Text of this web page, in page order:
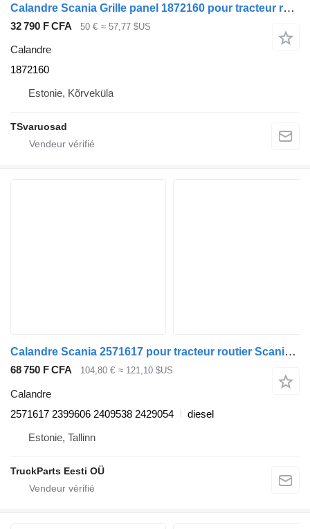
Calandre Scania Grille panel 1872160 pour tracteur routier Scania R440
32 790 F CFA 50 € ≈ 57,77 $US
Calandre
1872160
Estonie, Kõrveküla
TSvaruosad
Calandre Scania 2571617 pour tracteur routier Scania L,P,G,R,S-series (2016-)
68 750 F CFA 104,80 € ≈ 121,10 $US
Calandre
2571617 2399606 2409538 2429054
diesel
Estonie, Tallinn
TruckParts Eesti OÜ